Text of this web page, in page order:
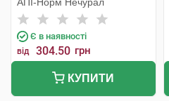
Є в наявності
від 304.50 грн
КУПИТИ